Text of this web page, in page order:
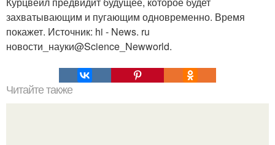
захватывающим и пугающим одновременно. Время
покажет. Источник: hi - News. ru
новости_науки@Science_Newworld.
Читайте также